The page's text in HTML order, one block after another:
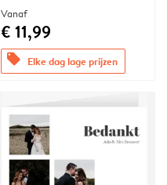
Vanaf
€ 11,99
offers Elke dag lage prijzen